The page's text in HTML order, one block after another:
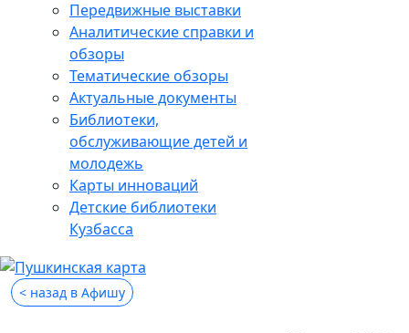
Передвижные выставки
Аналитические справки и
обзоры
Тематические обзоры
Актуальные документы
Библиотеки,
обслуживающие детей и
молодежь
Карты инноваций
Детские библиотеки
Кузбасса
< назад в Афишу